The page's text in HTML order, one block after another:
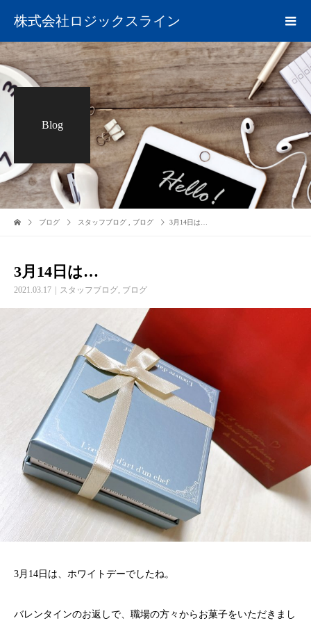
株式会社ロジックスライン
Blog
ブログ スタッフブログ ブログ 3月14日は…
3月14日は…
2021.03.17 スタッフブログ, ブログ
3月14日は、ホワイトデーでしたね。
バレンタインのお返しで、職場の方々からお菓子をいただきまし